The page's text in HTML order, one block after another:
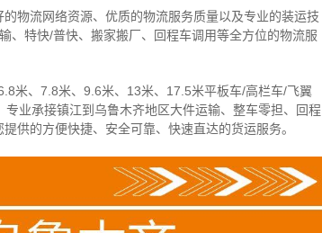
物流网络资源、优质的物流服务质量以及专业的装运技
、特快/普快、搬家搬厂、回程车调用等全方位的物流服
米、7.8米、9.6米、13米、17.5米平板车/高栏车/飞翼
专业承接镇江到乌鲁木齐地区大件运输、整车零担、回程
供的方便快捷、安全可靠、快速直达的货运服务。